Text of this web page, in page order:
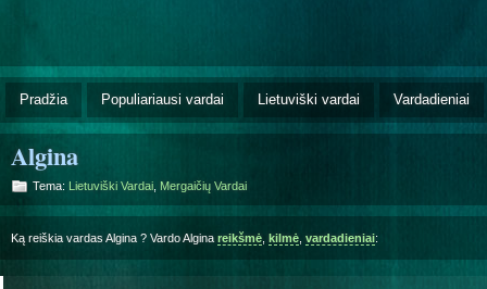
Pradžia Populiariausi vardai Lietuviški vardai Vardadieniai
Algina
Tema: Lietuviški Vardai Mergaičių Vardai
Ką reiškia vardas Algina ? Vardo Algina reikšmė kilmė vardadieniai: